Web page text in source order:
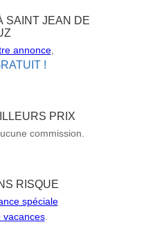
SAINT JEAN DE
annonce,
!
PRIX
commission.
RISQUE
spéciale
vacances.